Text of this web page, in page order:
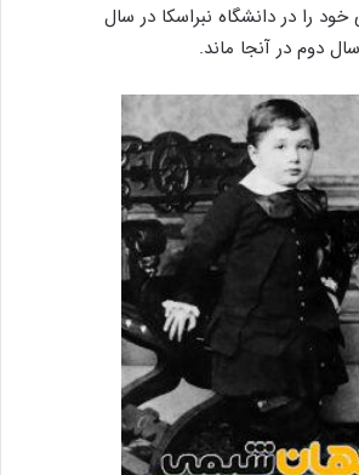
را در دانشگاه نبراسکا در سال